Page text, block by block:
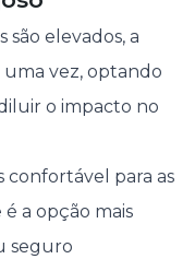
elevados, a
vez, optando
o impacto no
confortável para as
a opção mais
seguro